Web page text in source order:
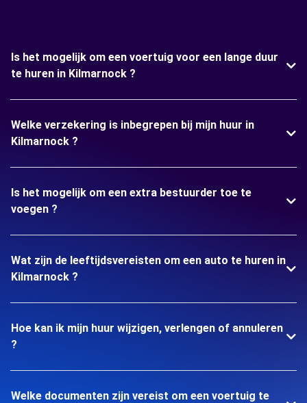
Is het mogelijk om een voertuig voor een lange duur
te huren in Kilmarnock ?
Welke verzekering is inbegrepen bij mijn huur in
Kilmarnock ?
Is het mogelijk om een extra bestuurder toe te
voegen ?
Wat zijn de leeftijdsvereisten om een auto te huren in
Kilmarnock ?
Hoe kan ik mijn huur wijzigen, verlengen of annuleren
?
Welke documenten zijn vereist om een voertuig te